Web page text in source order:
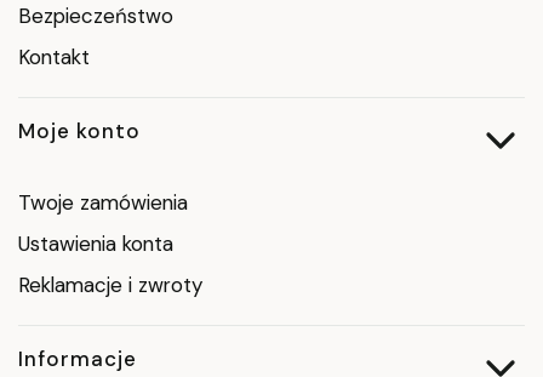
Bezpieczeństwo
Kontakt
Moje konto
Twoje zamówienia
Ustawienia konta
Reklamacje i zwroty
Informacje